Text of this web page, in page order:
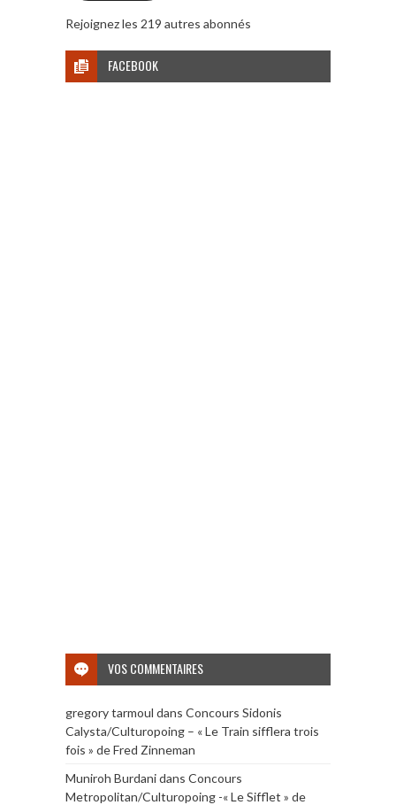
Rejoignez les 219 autres abonnés
FACEBOOK
VOS COMMENTAIRES
gregory tarmoul dans Concours Sidonis
Calysta/Culturopoing – « Le Train sifflera trois
fois » de Fred Zinneman
Muniroh Burdanidans Concours
Metropolitan/Culturopoing -« Le Sifflet » de